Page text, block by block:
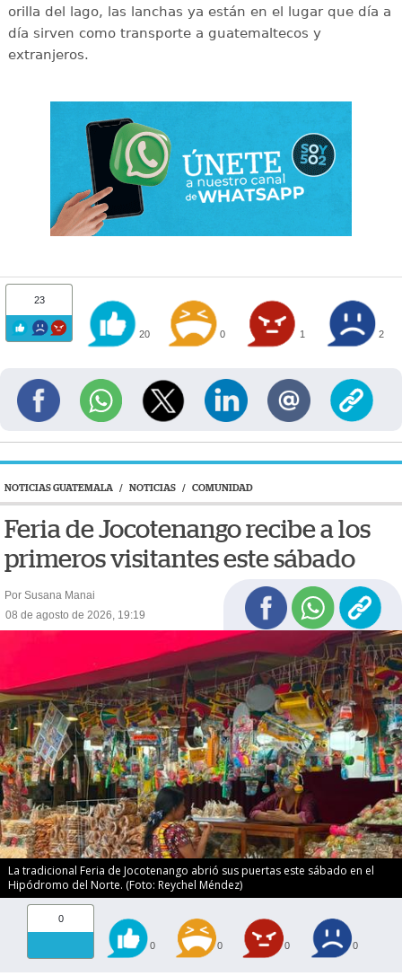
orilla del lago, las lanchas ya están en el lugar que día a
día sirven como transporte a guatemaltecos y
extranjeros.
23
20 0 1 2
NOTICIAS GUATEMALA / NOTICIAS / COMUNIDAD
Feria de Jocotenango recibe a los
primeros visitantes este sábado
Por Susana Manai
08 de agosto de 2026, 19:19
La tradicional Feria de Jocotenango abrió sus puertas este sábado en el
Hipódromo del Norte. (Foto: Reychel Méndez)
0
0 0 0 0